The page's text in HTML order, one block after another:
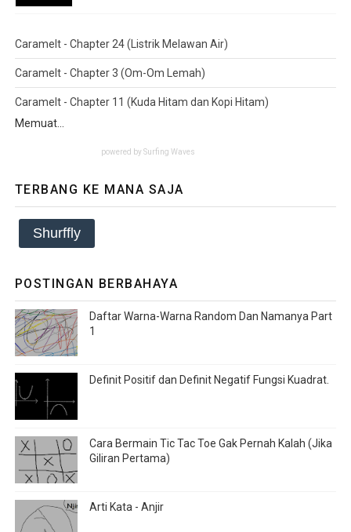
Caramelt - Chapter 24 (Listrik Melawan Air)
Caramelt - Chapter 3 (Om-Om Lemah)
Caramelt - Chapter 11 (Kuda Hitam dan Kopi Hitam)
Memuat...
powered by Surfing Waves
TERBANG KE MANA SAJA
Shurffly
POSTINGAN BERBAHAYA
Daftar Warna-Warna Random Dan Namanya Part
1
Definit Positif dan Definit Negatif Fungsi Kuadrat.
Cara Bermain Tic Tac Toe Gak Pernah Kalah (Jika
Giliran Pertama)
Arti Kata - Anjir